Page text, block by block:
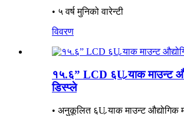
• ५ वर्ष मुनिको वारेन्टी
विवरण
१५.६” LCD ६U र्‍याक माउन्ट
डिस्प्ले
• अनुकूलित ६U र्‍याक माउन्ट औद्योगिक